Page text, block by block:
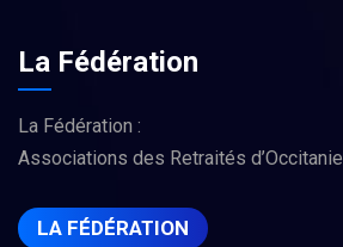
La Fédération
La Fédération :
Associations des Retraités d’Occitanie
LA FÉDÉRATION